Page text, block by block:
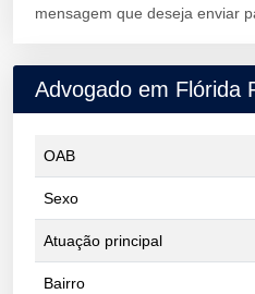
mensagem que deseja enviar
Advogado em Flórida
OAB
Sexo
Atuação principal
Bairro